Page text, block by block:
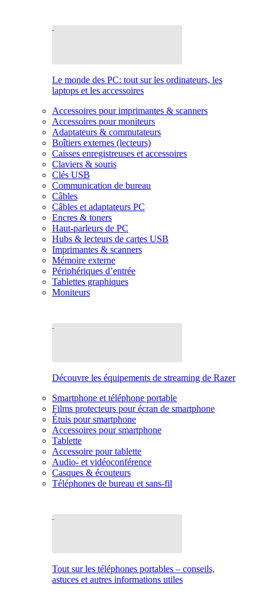
Le monde des PC: tout sur les ordinateurs, les
laptops et les accessoires
Accessoires pour imprimantes & scanners
Accessoires pour moniteurs
Adaptateurs & commutateurs
Boîtiers externes (lecteurs)
Caisses enregistreuses et accessoires
Claviers & souris
Clés USB
Communication de bureau
Câbles
Câbles et adaptateurs PC
Encres & toners
Haut-parleurs de PC
Hubs & lecteurs de cartes USB
Imprimantes & scanners
Mémoire externe
Périphériques d’entrée
Tablettes graphiques
Moniteurs
Découvre les équipements de streaming de Razer
Smartphone et téléphone portable
Films protecteurs pour écran de smartphone
Étuis pour smartphone
Accessoires pour smartphone
Tablette
Accessoire pour tablette
Audio- et vidéoconférence
Casques & écouteurs
Téléphones de bureau et sans-fil
Tout sur les téléphones portables – conseils,
astuces et autres informations utiles